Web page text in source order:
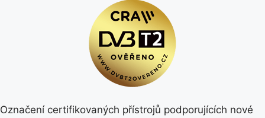
Označení certifikovaných přístrojů podporujících nové